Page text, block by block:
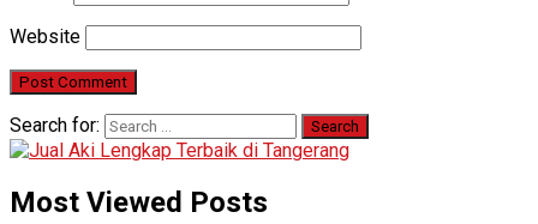
Website
Search for:
Most Viewed Posts